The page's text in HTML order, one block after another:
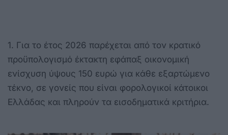
1. Για το έτος 2026 παρέχεται από τον κρατικό
προϋπολογισμό έκτακτη εφάπαξ οικονομική
ενίσχυση ύψους 150 ευρώ για κάθε εξαρτώμενο
τέκνο, σε γονείς που είναι φορολογικοί κάτοικοι
Ελλάδας και πληρούν τα εισοδηματικά κριτήρια.